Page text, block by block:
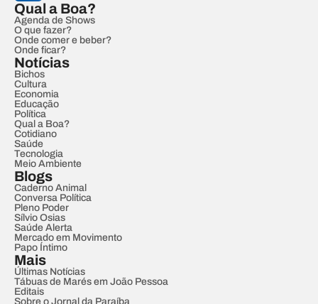
Qual a Boa?
Agenda de Shows
O que fazer?
Onde comer e beber?
Onde ficar?
Notícias
Bichos
Cultura
Economia
Educação
Política
Qual a Boa?
Cotidiano
Saúde
Tecnologia
Meio Ambiente
Blogs
Caderno Animal
Conversa Política
Pleno Poder
Sílvio Osias
Saúde Alerta
Mercado em Movimento
Papo Íntimo
Mais
Últimas Notícias
Tábuas de Marés em João Pessoa
Editais
Sobre o Jornal da Paraíba